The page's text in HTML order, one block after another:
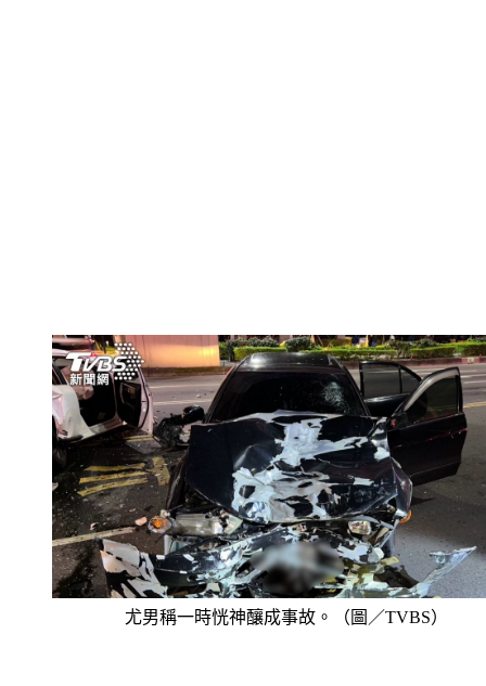
尤男稱一時恍神釀成事故。（圖／TVBS）